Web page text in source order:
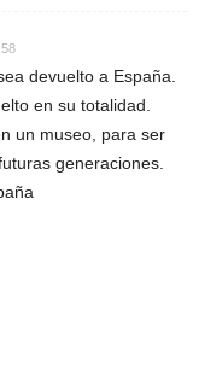
devuelto a España.
en su totalidad.
un museo, para ser
generaciones.